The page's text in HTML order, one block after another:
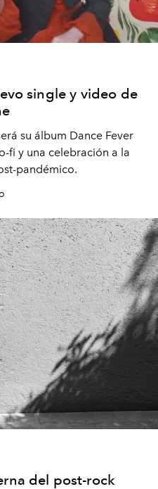
single y video de
su álbum Dance Fever
fi y una celebración a la
pandémico.
del post-rock